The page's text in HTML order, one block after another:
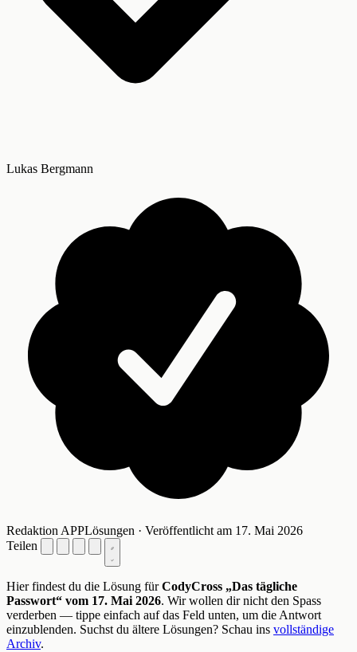
Lukas Bergmann
Redaktion APPLösungen · Veröffentlicht am 17. Mai 2026
Teilen
Hier findest du die Lösung fürCodyCross „Das tägliche
Passwort“ vom 17. Mai 2026. Wir wollen dir nicht den Spass
verderben — tippe einfach auf das Feld unten, um die Antwort
einzublenden. Suchst du ältere Lösungen? Schau ins vollständige
Archiv.